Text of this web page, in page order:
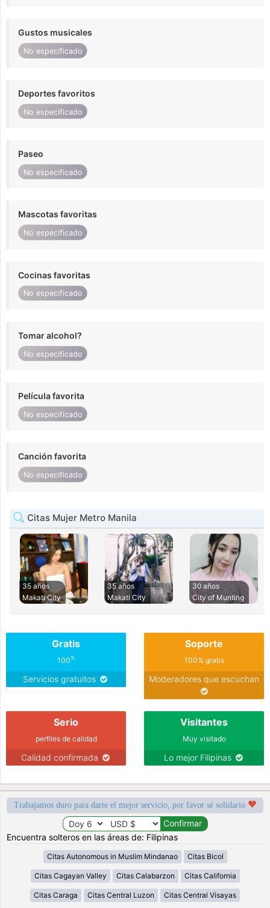
Gustos musicales
No especificado
Deportes favoritos
No especificado
Paseo
No especificado
Mascotas favoritas
No especificado
Cocinas favoritas
No especificado
Tomar alcohol?
No especificado
Película favorita
No especificado
Canción favorita
No especificado
Citas Mujer Metro Manila
35 años
Makati City
35 años
Makati City
30 años
City of Munting
Gratis
100%
Servicios gratuitos
Soporte
100% gratis
Moderadores que escuchan
Serio
perfiles de calidad
Calidad confirmada
Visitantes
Muy visitado
Lo mejor Filipinas
Trabajamos duro para darte el mejor servicio, por favor sé solidario
Encuentra solteros en las áreas de: Filipinas
Citas Autonomous in Muslim Mindanao Citas Bicol
Citas Cagayan Valley Citas Calabarzon Citas California
Citas Caraga Citas Central Luzon Citas Central Visayas